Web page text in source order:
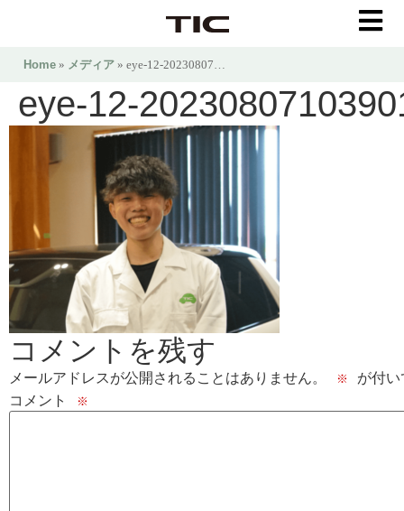
Home » メディア » eye-12-20230807…
eye-12-
コメントを残す
メールアドレスが公開されることはありません。 ※
が付
コメント
※